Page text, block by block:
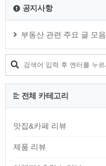
공지사항
부동산 관련 주요 글 모음
전체 카테고리
맛집&카페 리뷰
제품 리뷰